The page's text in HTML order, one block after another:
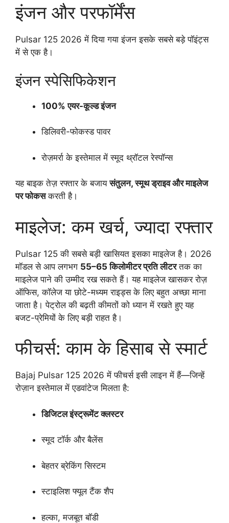
इंजन और परफॉर्मेंस
Pulsar 125 2026 में दिया गया इंजन इसके सबसे बड़े पॉइंट्स
में से एक है।
इंजन स्पेसिफिकेशन
100% एयर-कूल्ड इंजन
डिलिवरी-फोकस्ड पावर
रोज़मर्रा के इस्तेमाल में स्मूद थ्रॉटल रेस्पॉन्स
यह बाइक तेज़ रफ्तार के बजायसंतुलन, स्मूथ ड्राइव और माइलेज
पर फोकसकरती है।
माइलेज: कम खर्च, ज्यादा रफ्तार
Pulsar 125 की सबसे बड़ी खासियत इसका माइलेज है। 2026
मॉडल से आप लगभग 55–65 किलोमीटर प्रति लीटरतक का
माइलेज पाने की उम्मीद रख सकते हैं। यह माइलेज खासकर रोज़
ऑफिस, कॉलेज या छोटे-मध्यम राइड्स के लिए बहुत अच्छा माना
जाता है। पेट्रोल की बढ़ती कीमतों को ध्यान में रखते हुए यह
बजट-प्रेमियों के लिए बड़ी राहत है।
फीचर्स: काम के हिसाब से स्मार्ट
Bajaj Pulsar 125 2026 में फीचर्स इसी लाइन में हैं—जिन्हें
रोज़ान इस्तेमाल में एडवांटेज मिलता है:
डिजिटल इंस्ट्रूमेंट क्लस्टर
स्मूद टॉर्क और बैलेंस
बेहतर ब्रेकिंग सिस्टम
स्टाइलिश फ्यूल टैंक शैप
हल्का, मजबूत बॉडी